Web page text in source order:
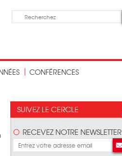
CONFÉRENCES
du Cercle de
SUIVEZ LE CERCLE
RECEVEZ NOTRE NEWSLETTER